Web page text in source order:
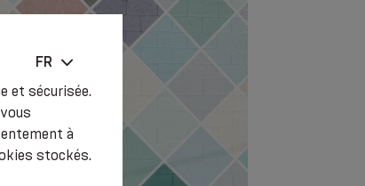
FR
et sécurisée.
à
stockés.